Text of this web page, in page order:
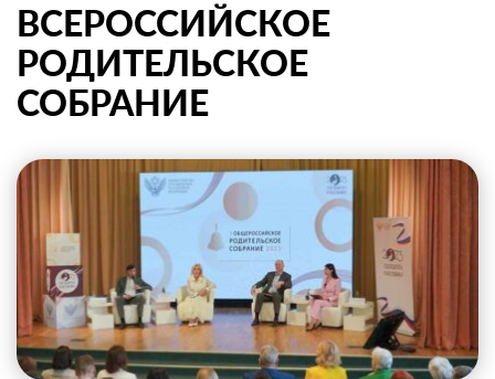
ВСЕРОССИЙСКОЕ
РОДИТЕЛЬСКОЕ
СОБРАНИЕ